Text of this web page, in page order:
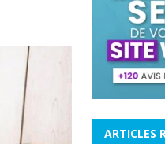
ARTICLES